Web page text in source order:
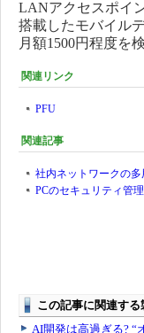
LANアクセスポイ
搭載したモバイル
月額1500円程度を
関連リンク
PFU
関連記事
社内ネットワークの多
PCのセキュリティ管